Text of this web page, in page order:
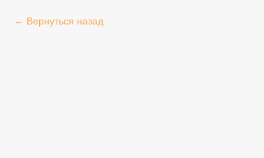
Вернуться назад